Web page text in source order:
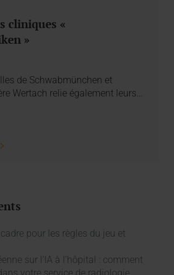
cliniques «
»
de Schwabmünchen et
Wertach relie également leurs…
cadre pour les règles du jeu et
sur l'IA à l'hôpital : comment